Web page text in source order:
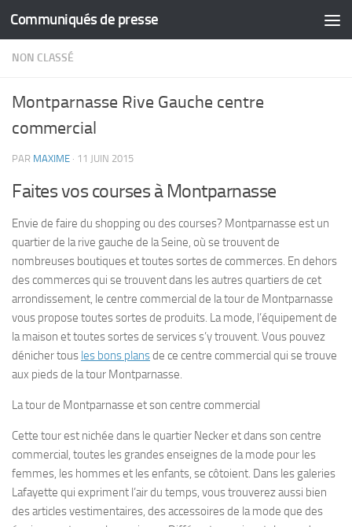
Skip to content
Communiqués de presse
NON CLASSÉ
Montparnasse Rive Gauche centre
commercial
PAR MAXIME · 11 JUIN 2015
Faites vos courses à Montparnasse
Envie de faire du shopping ou des courses? Montparnasse est un
quartier de la rive gauche de la Seine, où se trouvent de
nombreuses boutiques et toutes sortes de commerces. En dehors
des commerces qui se trouvent dans les autres quartiers de cet
arrondissement, le centre commercial de la tour de Montparnasse
vous propose toutes sortes de produits. La mode, l’équipement de
la maison et toutes sortes de services s’y trouvent. Vous pouvez
dénicher tous les bons plansde ce centre commercial qui se trouve
aux pieds de la tour Montparnasse.
La tour de Montparnasse et son centre commercial
Cette tour est nichée dans le quartier Necker et dans son centre
commercial, toutes les grandes enseignes de la mode pour les
femmes, les hommes et les enfants, se côtoient. Dans les galeries
Lafayette qui expriment l’air du temps, vous trouverez aussi bien
des articles vestimentaires, des accessoires de la mode que des